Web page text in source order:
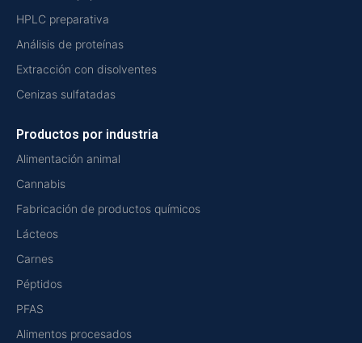
HPLC preparativa
Análisis de proteínas
Extracción con disolventes
Cenizas sulfatadas
Productos por industria
Alimentación animal
Cannabis
Fabricación de productos químicos
Lácteos
Carnes
Péptidos
PFAS
Alimentos procesados